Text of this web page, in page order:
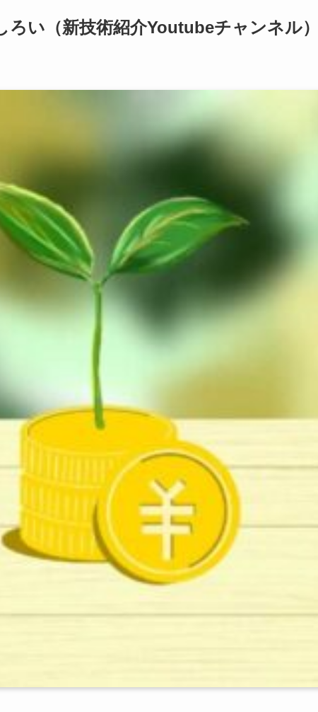
ろい（新技術紹介Youtubeチャンネル）